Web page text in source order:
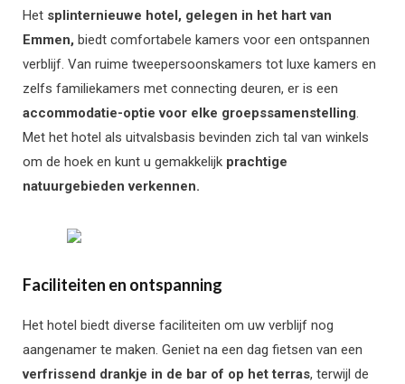
Het splinternieuwe hotel, gelegen in het hart van
Emmen, biedt comfortabele kamers voor een ontspannen
verblijf. Van ruime tweepersoonskamers tot luxe kamers en
zelfs familiekamers met connecting deuren, er is een
accommodatie-optie voor elke groepssamenstelling.
Met het hotel als uitvalsbasis bevinden zich tal van winkels
om de hoek en kunt u gemakkelijk prachtige
natuurgebieden verkennen.
Faciliteiten en ontspanning
Het hotel biedt diverse faciliteiten om uw verblijf nog
aangenamer te maken. Geniet na een dag fietsen van een
verfrissend drankje in de bar of op het terras, terwijl de